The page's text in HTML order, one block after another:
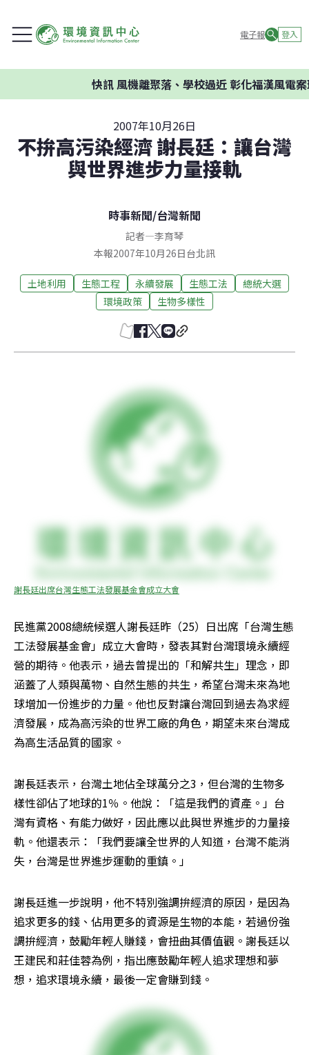
電子報 登入
快訊風機離聚落、學校過近 彰化福漢風電案環
2007年10月26日
不拚高污染經濟 謝長廷：讓台灣
與世界進步力量接軌
時事新聞/台灣新聞
記者—李育琴
本報2007年10月26日台北訊
土地利用 生態工程 永續發展 生態工法
總統大選
環境政策
生物多樣性
謝長廷出席台灣生態工法發展基金會成立大會
民進黨2008總統候選人謝長廷昨（25）日出席「台灣生態
工法發展基金會」成立大會時，發表其對台灣環境永續經
營的期待。他表示，過去曾提出的「和解共生」理念，即
涵蓋了人類與萬物、自然生態的共生，希望台灣未來為地
球增加一份進步的力量。他也反對讓台灣回到過去為求經
濟發展，成為高污染的世界工廠的角色，期望未來台灣成
為高生活品質的國家。
謝長廷表示，台灣土地佔全球萬分之3，但台灣的生物多
樣性卻佔了地球的1％。他說：「這是我們的資產。」台
灣有資格、有能力做好，因此應以此與世界進步的力量接
軌。他還表示：「我們要讓全世界的人知道，台灣不能消
失，台灣是世界進步運動的重鎮。」
謝長廷進一步說明，他不特別強調拚經濟的原因，是因為
追求更多的錢、佔用更多的資源是生物的本能，若過份強
調拚經濟，鼓勵年輕人賺錢，會扭曲其價值觀。謝長廷以
王建民和莊佳蓉為例，指出應鼓勵年輕人追求理想和夢
想，追求環境永續，最後一定會賺到錢。